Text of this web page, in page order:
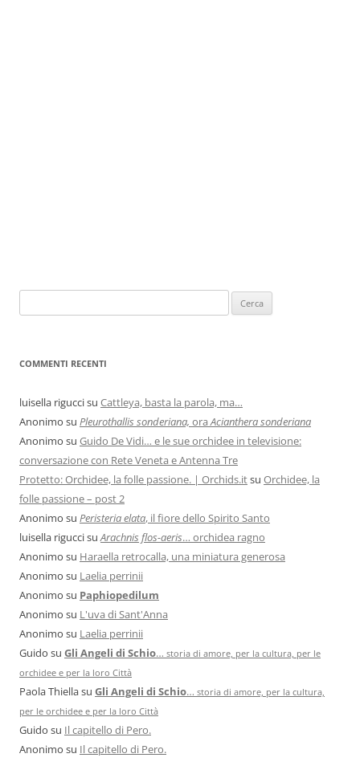
COMMENTI RECENTI
luisella riguccisu Cattleya, basta la parola, ma…
Anonimo su Pleurothallis sonderiana, ora Acianthera sonderiana
Anonimo su Guido De Vidi… e le sue orchidee in televisione:
conversazione con Rete Veneta e Antenna Tre
Protetto: Orchidee, la folle passione. | Orchids.itsu Orchidee, la
folle passione – post 2
Anonimo su Peristeria elata, il fiore dello Spirito Santo
luisella riguccisu Arachnis flos-aeris… orchidea ragno
Anonimo su Haraella retrocalla, una miniatura generosa
Anonimo su Laelia perrinii
Anonimo su Paphiopedilum
Anonimo su L'uva di Sant'Anna
Anonimo su Laelia perrinii
Guido su Gli Angeli di Schio… storia di amore, per la cultura, per le
orchidee e per la loro Città
Paola Thiellasu Gli Angeli di Schio… storia di amore, per la cultura,
per le orchidee e per la loro Città
Guido su Il capitello di Pero.
Anonimo su Il capitello di Pero.